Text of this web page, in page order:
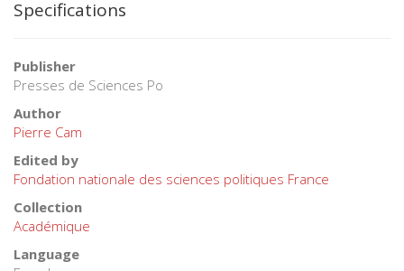
Specifications
Publisher
Presses de Sciences Po
Author
Pierre Cam
Edited by
Fondation nationale des sciences politiques France
Collection
Académique
Language